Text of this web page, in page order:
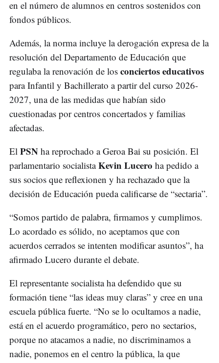
en el número de alumnos en centros sostenidos con
fondos públicos.
Además, la norma incluye la derogación expresa de la
resolución del Departamento de Educación que
regulaba la renovación de los conciertos educativos
para Infantil y Bachillerato a partir del curso 2026-
2027, una de las medidas que habían sido
cuestionadas por centros concertados y familias
afectadas.
El PSN ha reprochado a Geroa Bai su posición. El
parlamentario socialistaKevin Lucero ha pedido a
sus socios que reflexionen y ha rechazado que la
decisión de Educación pueda calificarse de “sectaria”.
“Somos partido de palabra, firmamos y cumplimos.
Lo acordado es sólido, no aceptamos que con
acuerdos cerrados se intenten modificar asuntos”, ha
afirmado Lucero durante el debate.
El representante socialista ha defendido que su
formación tiene “las ideas muy claras” y cree en una
escuela pública fuerte. “No se lo ocultamos a nadie,
está en el acuerdo programático, pero no sectarios,
porque no atacamos a nadie, no discriminamos a
nadie, ponemos en el centro la pública, la que